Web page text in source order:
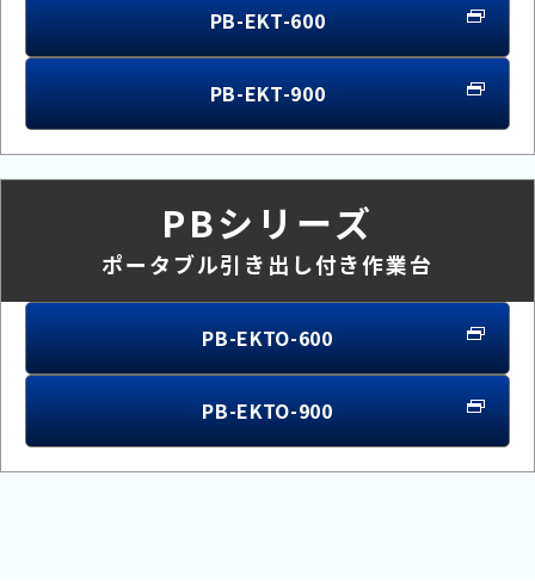
PB-EKT-600
PB-EKT-900
PBシリーズ
ポータブル引き出し付き作業台
PB-EKTO-600
PB-EKTO-900